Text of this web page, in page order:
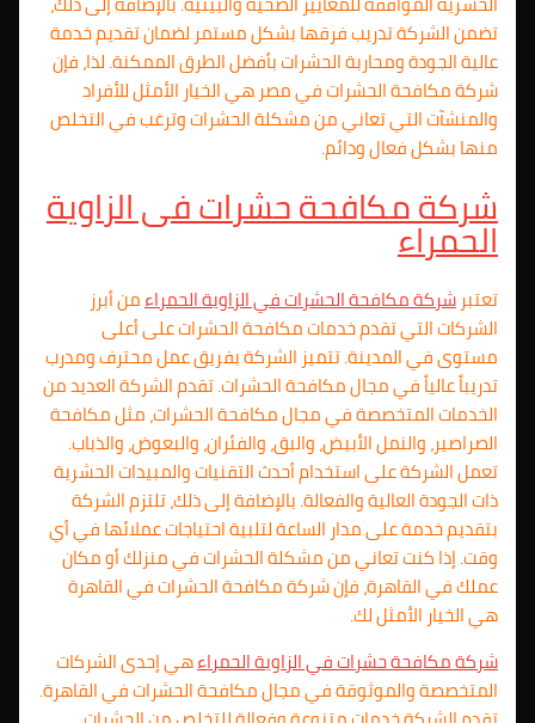
تضمن الشركة تدريب فرقها بشكل مستمر لضمان تقديم خدمة
عالية الجودة ومحاربة الحشرات بأفضل الطرق الممكنة. لذا، فإن
شركة مكافحة الحشرات في مصر هي الخيار الأمثل للأفراد
والمنشآت التي تعاني من مشكلة الحشرات وترغب في التخلص
منها بشكل فعال ودائم.
شركة مكافحة حشرات فى الزاوية
الحمراء
تعتبرشركة مكافحة الحشرات في الزاوية الحمراءمن أبرز
الشركات التي تقدم خدمات مكافحة الحشرات على أعلى
مستوى في المدينة. تتميز الشركة بفريق عمل محترف ومدرب
تدريباً عالياً في مجال مكافحة الحشرات. تقدم الشركة العديد من
الخدمات المتخصصة في مجال مكافحة الحشرات، مثل مكافحة
الصراصير، والنمل الأبيض، والبق، والفئران، والبعوض، والذباب.
تعمل الشركة على استخدام أحدث التقنيات والمبيدات الحشرية
ذات الجودة العالية والفعالة. بالإضافة إلى ذلك، تلتزم الشركة
بتقديم خدمة على مدار الساعة لتلبية احتياجات عملائها في أي
وقت. إذا كنت تعاني من مشكلة الحشرات في منزلك أو مكان
عملك في القاهرة، فإن شركة مكافحة الحشرات في القاهرة
هي الخيار الأمثل لك.
شركة مكافحة حشرات في الزاوية الحمراءهي إحدى الشركات
المتخصصة والموثوقة في مجال مكافحة الحشرات في القاهرة.